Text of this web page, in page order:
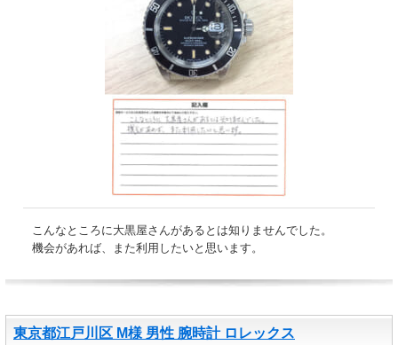
こんなところに大黒屋さんがあるとは知りませんでした。
機会があれば、また利用したいと思います。
東京都江戸川区 M様 男性 腕時計 ロレックス